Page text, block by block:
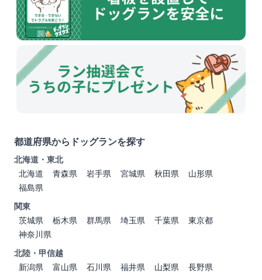
都道府県からドッグランを探す
北海道・東北
北海道
青森県 岩手県 宮城県 秋田県
山形県
福島県
関東
茨城県
栃木県 群馬県 埼玉県 千葉県
東京都
神奈川県
北陸・甲信越
新潟県
富山県 石川県 福井県 山梨県
長野県